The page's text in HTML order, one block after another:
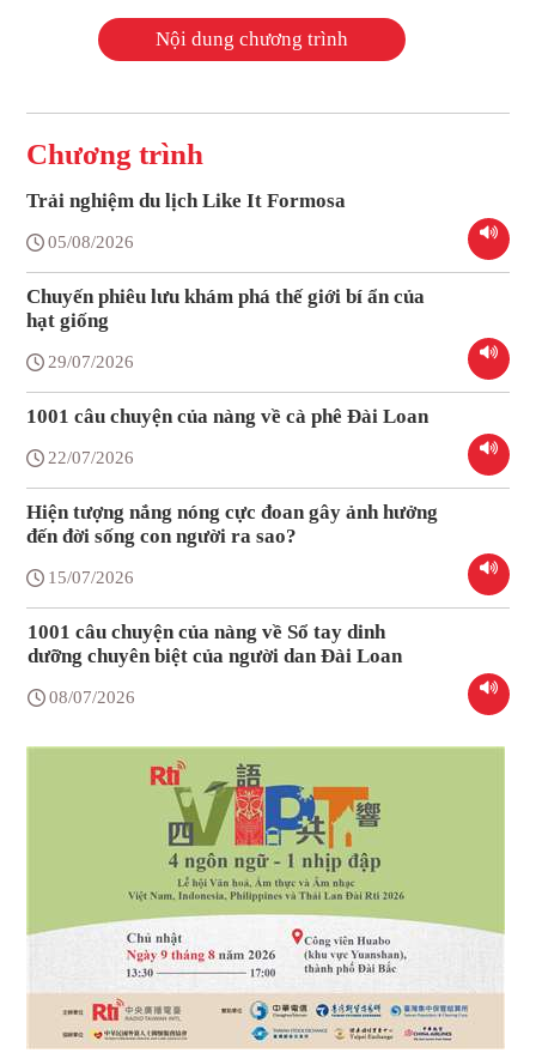
Nội dung chương trình
Chương trình
Trải nghiệm du lịch Like It Formosa
05/08/2026
Chuyến phiêu lưu khám phá thế giới bí ẩn của
hạt giống
29/07/2026
1001 câu chuyện của nàng về cà phê Đài Loan
22/07/2026
Hiện tượng nắng nóng cực đoan gây ảnh hưởng
đến đời sống con người ra sao?
15/07/2026
1001 câu chuyện của nàng về Sổ tay dinh
dưỡng chuyên biệt của người dan Đài Loan
08/07/2026